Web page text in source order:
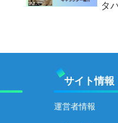
タ
サイト情報
運営者情報